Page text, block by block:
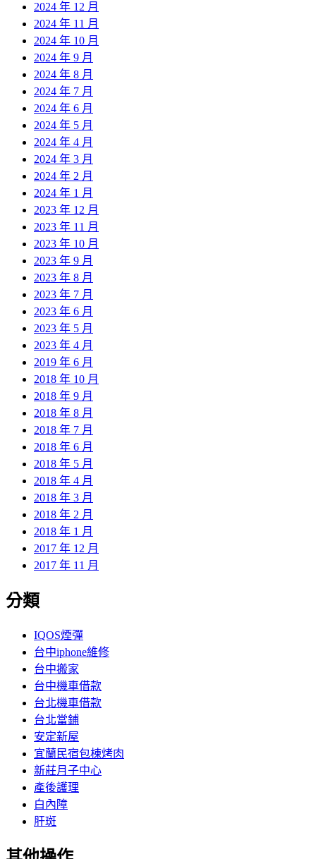
2024 年 12 月
2024 年 11 月
2024 年 10 月
2024 年 9 月
2024 年 8 月
2024 年 7 月
2024 年 6 月
2024 年 5 月
2024 年 4 月
2024 年 3 月
2024 年 2 月
2024 年 1 月
2023 年 12 月
2023 年 11 月
2023 年 10 月
2023 年 9 月
2023 年 8 月
2023 年 7 月
2023 年 6 月
2023 年 5 月
2023 年 4 月
2019 年 6 月
2018 年 10 月
2018 年 9 月
2018 年 8 月
2018 年 7 月
2018 年 6 月
2018 年 5 月
2018 年 4 月
2018 年 3 月
2018 年 2 月
2018 年 1 月
2017 年 12 月
2017 年 11 月
分類
IQOS煙彈
台中iphone維修
台中搬家
台中機車借款
台北機車借款
台北當鋪
安定新屋
宜蘭民宿包棟烤肉
新莊月子中心
產後護理
白內障
肝斑